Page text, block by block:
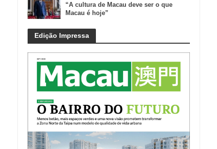
“A cultura de Macau deve ser o que
Macau é hoje”
Edição Impressa